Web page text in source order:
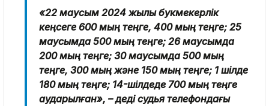
«22 маусым 2024 жылы букмекерлік
кеңсеге 600 мың теңге, 400 мың теңге; 25
маусымда 500 мың теңге; 26 маусымда
200 мың теңге; 30 маусымда 500 мың
теңге, 300 мың және 150 мың теңге; 1 шілде
180 мың теңге; 14-шілдеде 700 мың теңге
аударылған», – деді судья телефондағы